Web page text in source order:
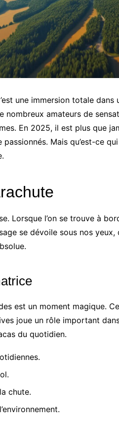
une immersion totale
amateurs de
En 2025, il est plus que
Mais qu’est-ce
Lorsque l’on se trouve à
se dévoile sous nos
est un moment magique.
joue un rôle important
du quotidien.
chute.